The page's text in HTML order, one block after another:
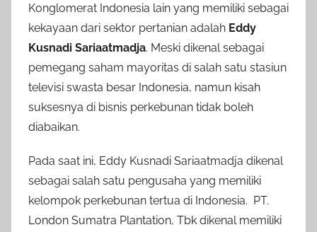
Konglomerat Indonesia lain yang memiliki sebagai
kekayaan dari sektor pertanian adalah Eddy
Kusnadi Sariaatmadja. Meski dikenal sebagai
pemegang saham mayoritas di salah satu stasiun
televisi swasta besar Indonesia, namun kisah
suksesnya di bisnis perkebunan tidak boleh
diabaikan.
Pada saat ini, Eddy Kusnadi Sariaatmadja dikenal
sebagai salah satu pengusaha yang memiliki
kelompok perkebunan tertua di Indonesia. PT.
London Sumatra Plantation, Tbk dikenal memiliki